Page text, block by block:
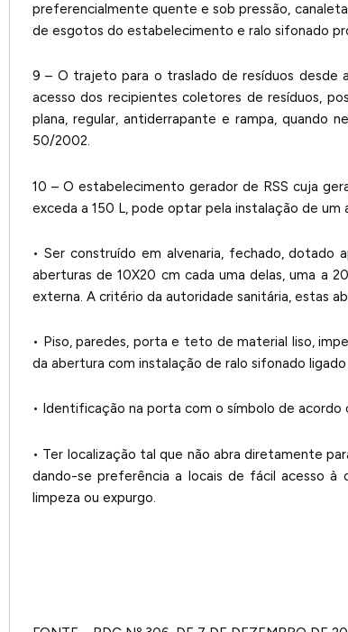
preferencialmente quente e sob pressão,
de esgotos do estabelecimento e ralo sifonado
9 – O trajeto para o traslado de resíduos desde
acesso dos recipientes coletores de resíduos,
plana, regular, antiderrapante e rampa, quando
50/2002.
10 – O estabelecimento gerador de RSS cuja
exceda a 150 L, pode optar pela instalação de
• Ser construído em alvenaria, fechado, dotado
aberturas de 10X20 cm cada uma delas, uma a
externa. A critério da autoridade sanitária, estas
• Piso, paredes, porta e teto de material liso,
da abertura com instalação de ralo sifonado
• Identificação na porta com o símbolo de
• Ter localização tal que não abra diretamente
dando-se preferência a locais de fácil acesso
limpeza ou expurgo.